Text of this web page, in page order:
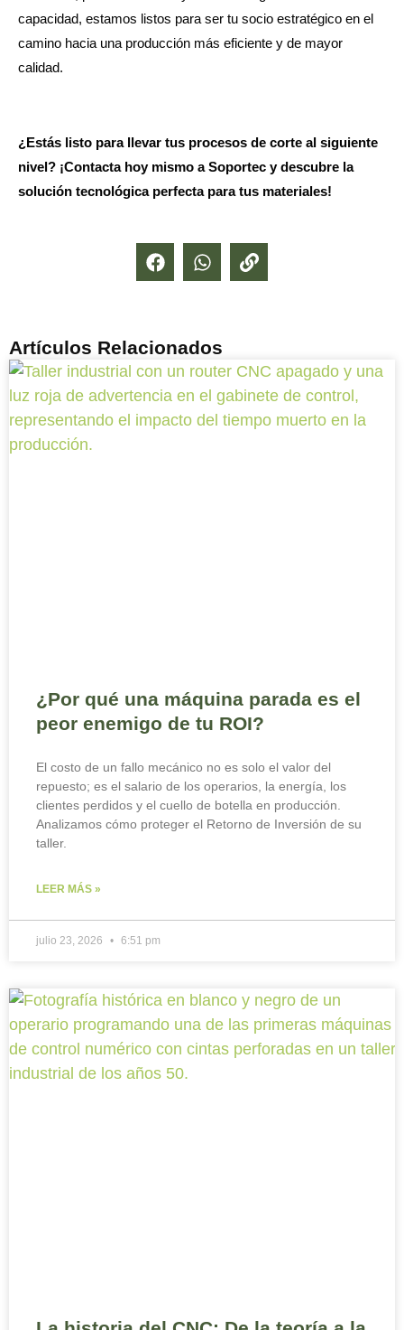
capacidad, estamos listos para ser tu socio estratégico en el
camino hacia una producción más eficiente y de mayor
calidad.
¿Estás listo para llevar tus procesos de corte al siguiente
nivel? ¡Contacta hoy mismo a Soportec y descubre la
solución tecnológica perfecta para tus materiales!
Artículos Relacionados
¿Por qué una máquina parada es el
peor enemigo de tu ROI?
El costo de un fallo mecánico no es solo el valor del
repuesto; es el salario de los operarios, la energía, los
clientes perdidos y el cuello de botella en producción.
Analizamos cómo proteger el Retorno de Inversión de su
taller.
LEER MÁS »
julio 23, 2026 6:51 pm